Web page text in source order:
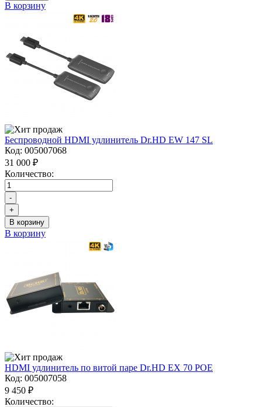
В корзину
Беспроводной HDMI удлинитель Dr.HD EW 147 SL
Код: 005007068
31 000 ₽
Количество:
-
+
В корзину
В корзину
HDMI удлинитель по витой паре Dr.HD EX 70 POE
Код: 005007058
9 450 ₽
Количество: